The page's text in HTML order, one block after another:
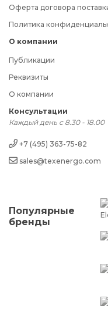
Оферта договора
Политика
О компании
Публикации
Реквизиты
О компании
Консультации
Каждый день с 8.30 - 18.00
+7 (495) 363-75-82
sales@texenergo.com
Популярные
бренды